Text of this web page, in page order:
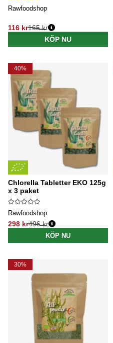
Rawfoodshop
116 kr
Ordinarie pris:
165 kr
KÖP NU
40%
Chlorella Tabletter EKO 125g
x 3 paket
Rawfoodshop
298 kr
Ordinarie pris:
496 kr
KÖP NU
30%